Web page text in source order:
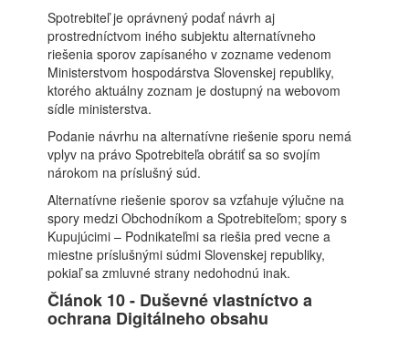
Spotrebiteľ je oprávnený podať návrh aj
prostredníctvom iného subjektu alternatívneho
riešenia sporov zapísaného v zozname vedenom
Ministerstvom hospodárstva Slovenskej republiky,
ktorého aktuálny zoznam je dostupný na webovom
sídle ministerstva.
Podanie návrhu na alternatívne riešenie sporu nemá
vplyv na právo Spotrebiteľa obrátiť sa so svojím
nárokom na príslušný súd.
Alternatívne riešenie sporov sa vzťahuje výlučne na
spory medzi Obchodníkom a Spotrebiteľom; spory s
Kupujúcimi – Podnikateľmi sa riešia pred vecne a
miestne príslušnými súdmi Slovenskej republiky,
pokiaľ sa zmluvné strany nedohodnú inak.
Článok 10 - Duševné vlastníctvo a
ochrana Digitálneho obsahu